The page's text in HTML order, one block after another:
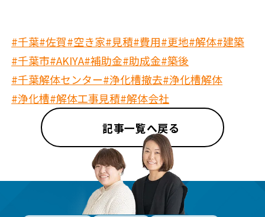
#千葉#佐賀#空き家#見積#費用#更地#解体#建築
#千葉市#AKIYA#補助金#助成金#築後
#千葉解体センター#浄化槽撤去#浄化槽解体
#浄化槽#解体工事見積#解体会社
記事一覧へ戻る